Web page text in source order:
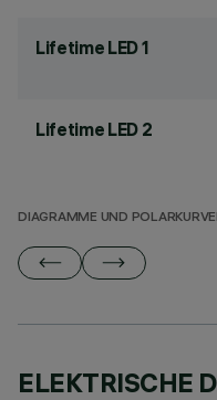
Lifetime LED 1
Lifetime LED 2
DIAGRAMME UND
ELEKTRISCHE